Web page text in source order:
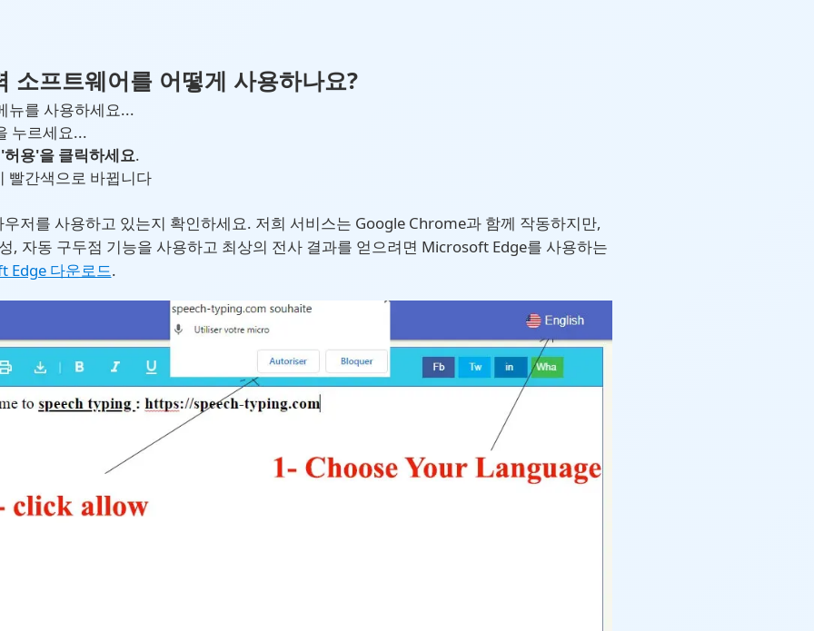
소프트웨어를 어떻게 사용하나요?
뉴를 사용하세요...
누르세요...
용'을 클릭하세요.
빨간색으로 바뀝니다
저를 사용하고 있는지 확인하세요. 저희 서비스는 Google Chrome과 함께 작동하지만,
, 자동 구두점 기능을 사용하고 최상의 전사 결과를 얻으려면 Microsoft Edge를 사용하는
Edge 다운로드.